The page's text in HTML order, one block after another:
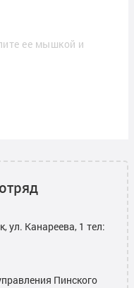
ее мышкой и
ул. Канареева, 1 тел:
Пинского